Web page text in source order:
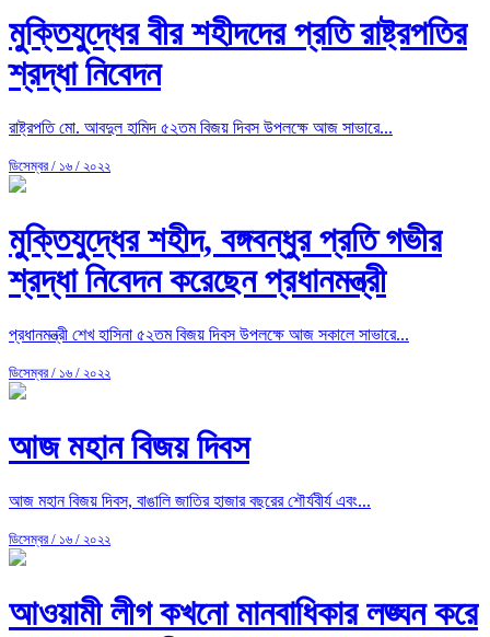
মুক্তিযুদ্ধের বীর শহীদদের প্রতি রাষ্ট্রপতির
শ্রদ্ধা নিবেদন
রাষ্ট্রপতি মো. আবদুল হামিদ ৫২তম বিজয় দিবস উপলক্ষে আজ সাভারে...
ডিসেম্বর / ১৬ / ২০২২
মুক্তিযুদ্ধের শহীদ, বঙ্গবন্ধুর প্রতি গভীর
শ্রদ্ধা নিবেদন করেছেন প্রধানমন্ত্রী
প্রধানমন্ত্রী শেখ হাসিনা ৫২তম বিজয় দিবস উপলক্ষে আজ সকালে সাভারে...
ডিসেম্বর / ১৬ / ২০২২
আজ মহান বিজয় দিবস
আজ মহান বিজয় দিবস, বাঙালি জাতির হাজার বছরের শৌর্যবীর্য এবং...
ডিসেম্বর / ১৬ / ২০২২
আওয়ামী লীগ কখনো মানবাধিকার লঙ্ঘন করে